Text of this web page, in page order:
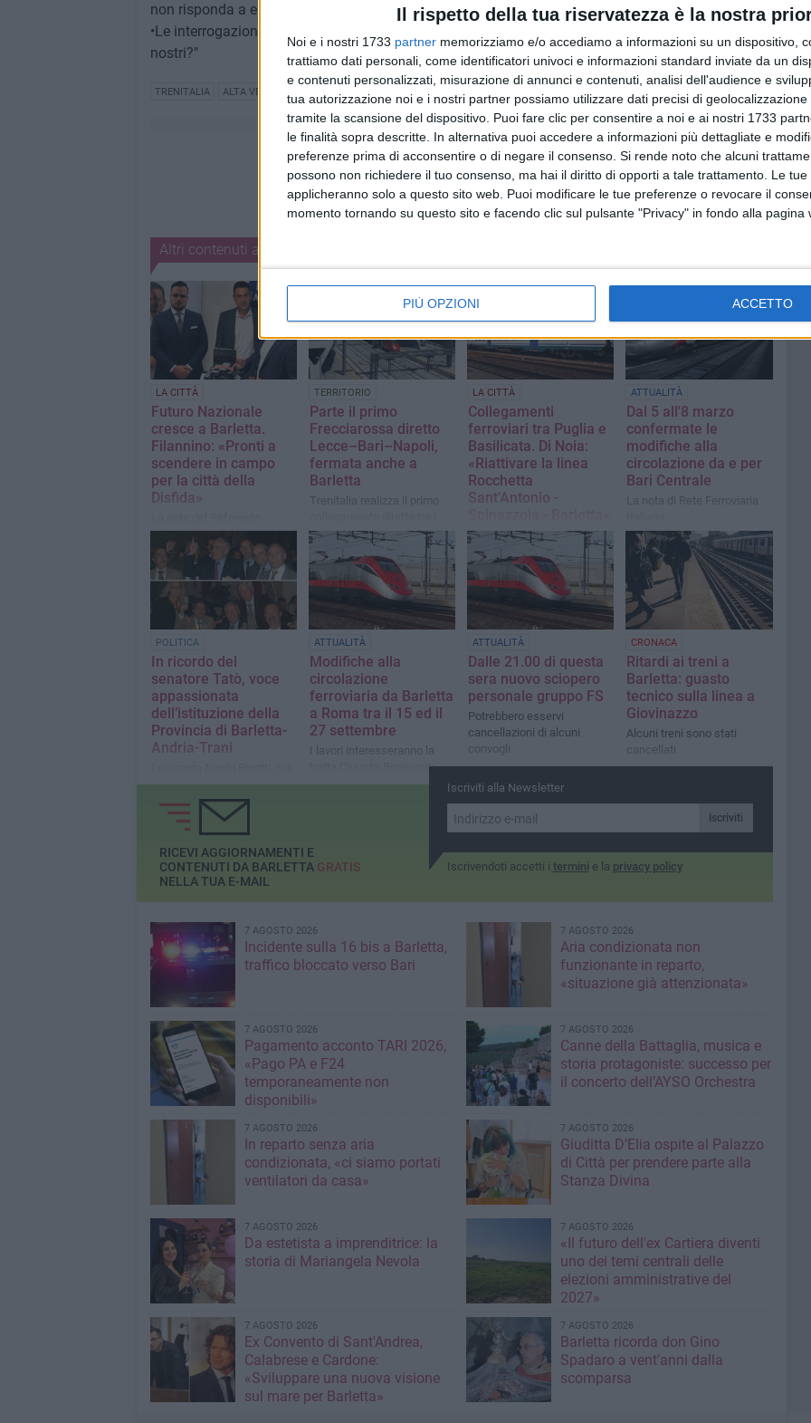
Il rispetto della tua riservatezza è la nostra
Noi e i nostri 1733 partner memorizziamo e/o accediamo a informazioni su un dispositivo,
trattiamo dati personali, come identificatori univoci e informazioni standard inviate da un
e contenuti personalizzati, misurazione di annunci e contenuti, analisi dell'audience e
tua autorizzazione noi e i nostri partner possiamo utilizzare dati precisi di
tramite la scansione del dispositivo. Puoi fare clic per consentire a noi e ai nostri 1733
le finalità sopra descritte. In alternativa puoi accedere a informazioni più dettagliate e
preferenze prima di acconsentire o di negare il consenso. Si rende noto che alcuni
possono non richiedere il tuo consenso, ma hai il diritto di opporti a tale trattamento. Le
applicheranno solo a questo sito web. Puoi modificare le tue preferenze o revocare il
momento tornando su questo sito e facendo clic sul pulsante "Privacy" in fondo alla pagina
PIÙ OPZIONI ACCETTO
non risponda a esigenze di mercato?
•Le interrogazioni dei parlamentari sanniti sono così tanto più persuasive rispetto a quelle dei
nostri?"
TRENITALIA ALTA VELOCITÀ COMITATO DI LOTTA "BARLETTA PROVINCIA" MIDA
Altri contenuti a tema
LA CITTÀ
Futuro Nazionale
cresce a Barletta.
Filannino: «Pronti a
scendere in campo
per la città della
Disfida»
Comitato 1548
TERRITORIO
Parte il primo
Frecciarossa diretto
Lecce–Bari–Napoli,
fermata anche a
Barletta
Trenitalia realizza il primo
due capoluoghi di Puglia e
Campania
LA CITTÀ
Collegamenti
ferroviari tra Puglia e
Basilicata. Di Noia:
«Riattivare la linea
Rocchetta
Sant’Antonio -
La nota del consigliere
comunale di Spinazzola e
consigliere provinciale BAT
ATTUALITÀ
Dal 5 all'8 marzo
confermate le
modifiche alla
circolazione da e per
Bari Centrale
La nota di Rete Ferroviaria
POLITICA
In ricordo del
senatore Tatò, voce
appassionata
dell’istituzione della
Provincia di Barletta-
Andria-Trani
segretario del Comitato di
lotta Barletta Provincia
ATTUALITÀ
Modifiche alla
circolazione
ferroviaria da Barletta
a Roma tra il 15 ed il
27 settembre
I lavori interesseranno la
tratta Caserta-Benevento-
Foggia per la nuova linea
ATTUALITÀ
Dalle 21.00 di questa
sera nuovo sciopero
personale gruppo FS
Potrebbero esservi
cancellazioni di alcuni
convogli
CRONACA
Ritardi ai treni a
Barletta: guasto
tecnico sulla linea a
Giovinazzo
Alcuni treni sono stati
cancellati
Iscriviti alla Newsletter
Iscriviti
Iscrivendoti accetti i termini e la privacy policy
RICEVI AGGIORNAMENTI E
CONTENUTI DA BARLETTA GRATIS
NELLA TUA E-MAIL
7 AGOSTO 2026
Incidente sulla 16 bis a Barletta,
traffico bloccato verso Bari
7 AGOSTO 2026
Aria condizionata non
funzionante in reparto,
«situazione già attenzionata»
7 AGOSTO 2026
Pagamento acconto TARI 2026,
«Pago PA e F24
temporaneamente non
disponibili»
7 AGOSTO 2026
Canne della Battaglia, musica e
storia protagoniste: successo per
il concerto dell’AYSO Orchestra
7 AGOSTO 2026
In reparto senza aria
condizionata, «ci siamo portati
ventilatori da casa»
7 AGOSTO 2026
Giuditta D’Elia ospite al Palazzo
di Città per prendere parte alla
Stanza Divina
7 AGOSTO 2026
Da estetista a imprenditrice: la
storia di Mariangela Nevola
7 AGOSTO 2026
«Il futuro dell'ex Cartiera diventi
uno dei temi centrali delle
elezioni amministrative del
2027»
7 AGOSTO 2026
Ex Convento di Sant'Andrea,
Calabrese e Cardone:
«Sviluppare una nuova visione
sul mare per Barletta»
7 AGOSTO 2026
Barletta ricorda don Gino
Spadaro a vent’anni dalla
scomparsa